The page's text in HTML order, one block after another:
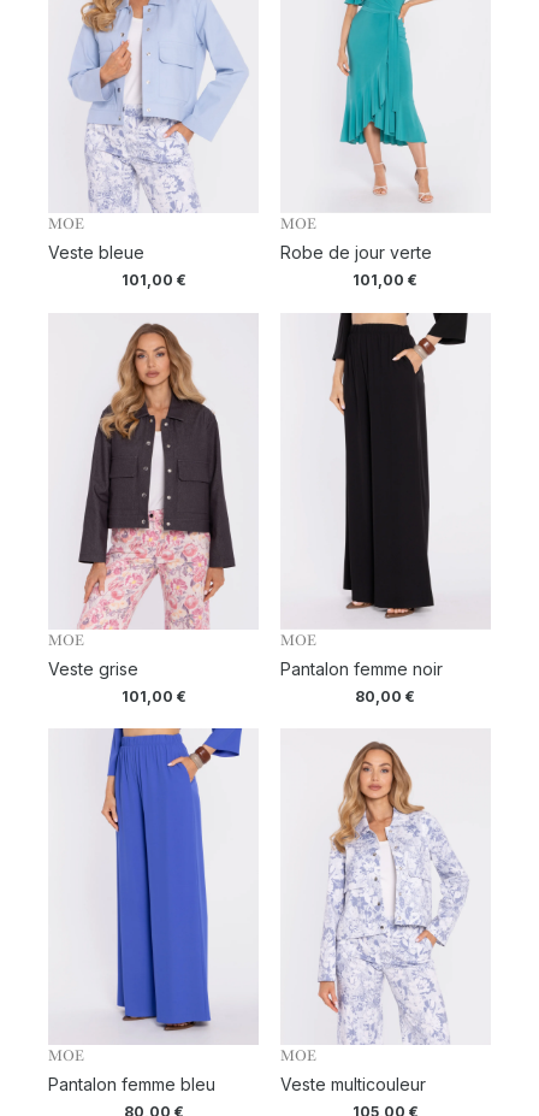
MOE
Veste bleue
101,00 €
MOE
Robe de jour verte
101,00€
MOE
Veste grise
101,00 €
MOE
Pantalon femme noir
80,00€
MOE
Pantalon femme bleu
80,00 €
MOE
Veste multicouleur
105,00 €